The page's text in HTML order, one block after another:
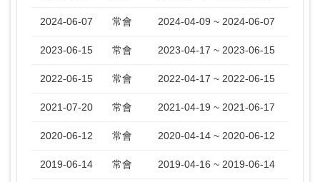
2024-06-07 常會 2024-04-09 ~ 2024-06-07
2023-06-15 常會 2023-04-17 ~ 2023-06-15
2022-06-15 常會 2022-04-17 ~ 2022-06-15
2021-07-20 常會 2021-04-19 ~ 2021-06-17
2020-06-12 常會 2020-04-14 ~ 2020-06-12
2019-06-14 常會 2019-04-16 ~ 2019-06-14